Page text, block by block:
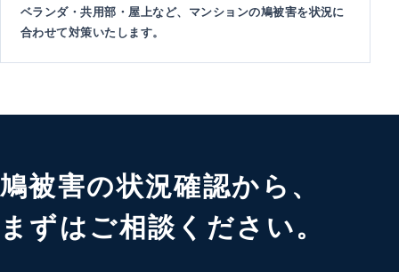
ベランダ・共用部・屋上など、マンションの鳩被害を状況に
合わせて対策いたします。
鳩被害の状況確認から、
まずはご相談ください。